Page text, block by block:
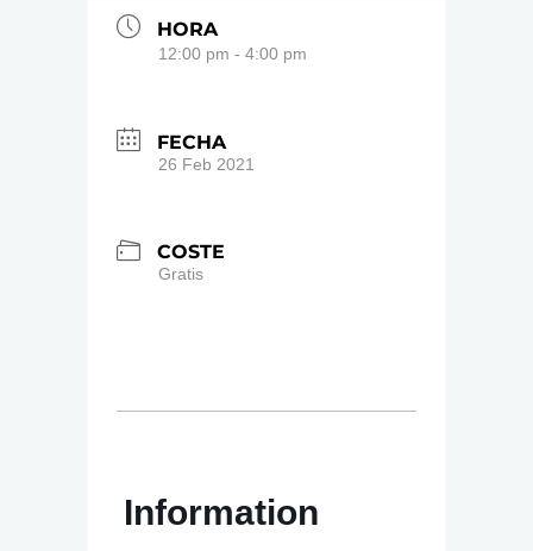
HORA
12:00 pm - 4:00 pm
FECHA
26 Feb 2021
COSTE
Gratis
Information